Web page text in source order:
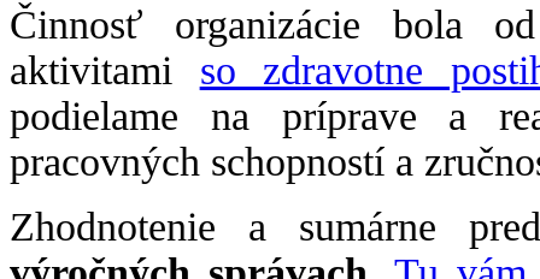
Činnosť organizácie bola
aktivitami so zdravotne
podielame na príprave a
pracovných schopností a
Zhodnotenie a sumárne